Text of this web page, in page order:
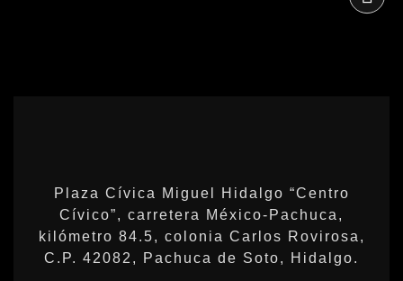
Plaza Cívica Miguel Hidalgo “Centro
Cívico”, carretera México-Pachuca,
kilómetro 84.5, colonia Carlos Rovirosa,
C.P. 42082, Pachuca de Soto, Hidalgo.